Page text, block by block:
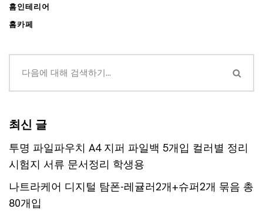
홈인테리어
홈카페
최신 글
투명 파일파우치 A4 지퍼 파일백 5개입 컬러별 정리
시험지 서류 문서정리 학생용
나트라케어 디지털 탐폰-레귤러2개+슈퍼2개 묶음 총
80개입